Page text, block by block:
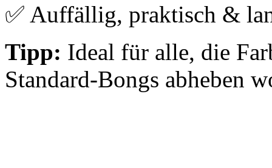
✅ Auffällig, praktisch &
Tipp: Ideal für alle, die
Standard-Bongs abheben